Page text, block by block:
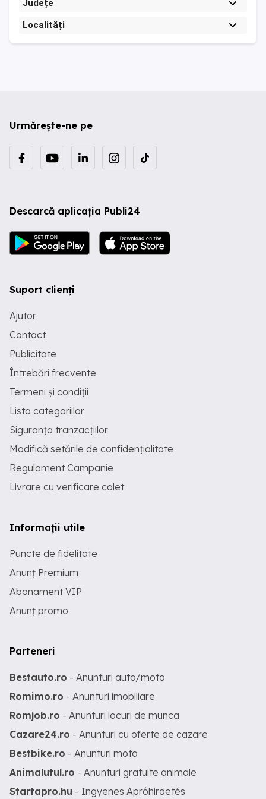
Județe
Localități
Urmărește-ne pe
Descarcă aplicația Publi24
Suport clienți
Ajutor
Contact
Publicitate
Întrebări frecvente
Termeni și condiții
Lista categoriilor
Siguranța tranzacțiilor
Modifică setările de confidențialitate
Regulament Campanie
Livrare cu verificare colet
Informații utile
Puncte de fidelitate
Anunț Premium
Abonament VIP
Anunț promo
Parteneri
Bestauto.ro - Anunturi auto/moto
Romimo.ro - Anunturi imobiliare
Romjob.ro - Anunturi locuri de munca
Cazare24.ro - Anunturi cu oferte de cazare
Bestbike.ro - Anunturi moto
Animalutul.ro - Anunturi gratuite animale
Startapro.hu - Ingyenes Apróhirdetés